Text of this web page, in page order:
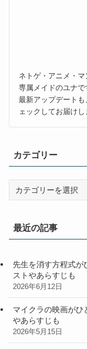
ネトゲ・アニメ・マ
専属メイドのユナで
最新アップデート
ェックしてお届けし
カテゴリー
リ
最近の記事
先生を消す方程式が
ストやあらすじも
2026年6月12日
マイクラの映画がひ
やあらすじも
2026年5月15日